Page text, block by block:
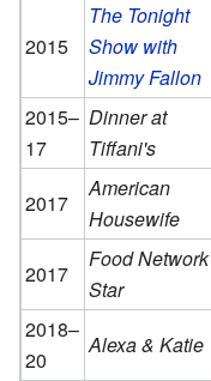
2015
The Tonight
Show with
Jimmy Fallon
2015–
17
Dinner at
Tiffani's
2017
American
Housewife
2017
Food Network
Star
2018–
20
Alexa & Katie